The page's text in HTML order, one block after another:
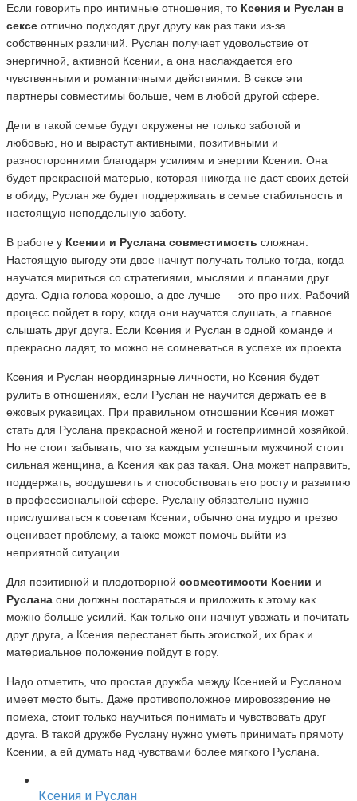
Если говорить про интимные отношения, то Ксения и Руслан в
сексе отлично подходят друг другу как раз таки из-за
собственных различий. Руслан получает удовольствие от
энергичной, активной Ксении, а она наслаждается его
чувственными и романтичными действиями. В сексе эти
партнеры совместимы больше, чем в любой другой сфере.
Дети в такой семье будут окружены не только заботой и
любовью, но и вырастут активными, позитивными и
разносторонними благодаря усилиям и энергии Ксении. Она
будет прекрасной матерью, которая никогда не даст своих детей
в обиду, Руслан же будет поддерживать в семье стабильность и
настоящую неподдельную заботу.
В работе у Ксении и Руслана совместимость сложная.
Настоящую выгоду эти двое начнут получать только тогда, когда
научатся мириться со стратегиями, мыслями и планами друг
друга. Одна голова хорошо, а две лучше — это про них. Рабочий
процесс пойдет в гору, когда они научатся слушать, а главное
слышать друг друга. Если Ксения и Руслан в одной команде и
прекрасно ладят, то можно не сомневаться в успехе их проекта.
Ксения и Руслан неординарные личности, но Ксения будет
рулить в отношениях, если Руслан не научится держать ее в
ежовых рукавицах. При правильном отношении Ксения может
стать для Руслана прекрасной женой и гостеприимной хозяйкой.
Но не стоит забывать, что за каждым успешным мужчиной стоит
сильная женщина, а Ксения как раз такая. Она может направить,
поддержать, воодушевить и способствовать его росту и развитию
в профессиональной сфере. Руслану обязательно нужно
прислушиваться к советам Ксении, обычно она мудро и трезво
оценивает проблему, а также может помочь выйти из
неприятной ситуации.
Для позитивной и плодотворной совместимости Ксении и
Руслана они должны постараться и приложить к этому как
можно больше усилий. Как только они начнут уважать и почитать
друг друга, а Ксения перестанет быть эгоисткой, их брак и
материальное положение пойдут в гору.
Надо отметить, что простая дружба между Ксенией и Русланом
имеет место быть. Даже противоположное мировоззрение не
помеха, стоит только научиться понимать и чувствовать друг
друга. В такой дружбе Руслану нужно уметь принимать прямоту
Ксении, а ей думать над чувствами более мягкого Руслана.
Ксения и Руслан